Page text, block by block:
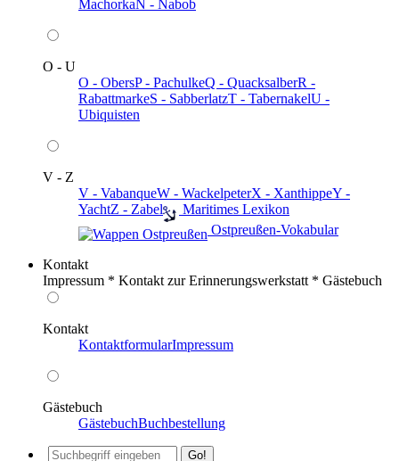
MachorkaN - Nabob
O - U
O - ObersP - PachulkeQ - QuacksalberR -
RabattmarkeS - SabberlatzT - TabernakelU -
Ubiquisten
V - Z
V - VabanqueW - WackelpeterX - XanthippeY -
YachtZ - Zabel
️ Maritimes Lexikon
️ Ostpreußen-Vokabular
Kontakt
Impressum * Kontakt zur Erinnerungswerkstatt * Gästebuch
Kontakt
KontaktformularImpressum
Gästebuch
GästebuchBuchbestellung